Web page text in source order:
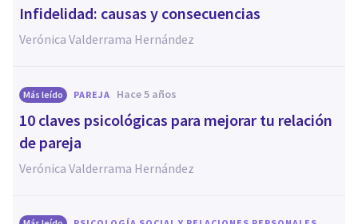
Infidelidad: causas y consecuencias
Verónica Valderrama Hernández
Más leído PAREJA hace 5 años
10 claves psicológicas para mejorar tu relación
de pareja
Verónica Valderrama Hernández